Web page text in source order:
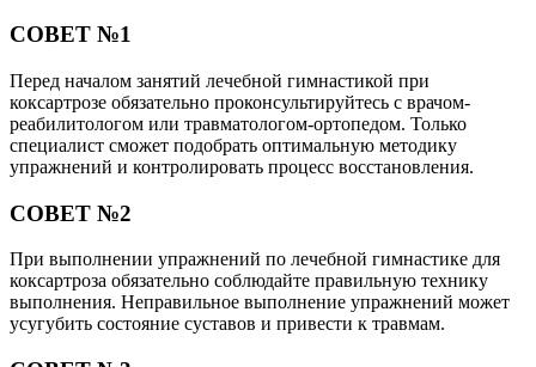
СОВЕТ №1
Перед началом занятий лечебной гимнастикой при
коксартрозе обязательно проконсультируйтесь с врачом-
реабилитологом или травматологом-ортопедом. Только
специалист сможет подобрать оптимальную методику
упражнений и контролировать процесс восстановления.
СОВЕТ №2
При выполнении упражнений по лечебной гимнастике для
коксартроза обязательно соблюдайте правильную технику
выполнения. Неправильное выполнение упражнений может
усугубить состояние суставов и привести к травмам.